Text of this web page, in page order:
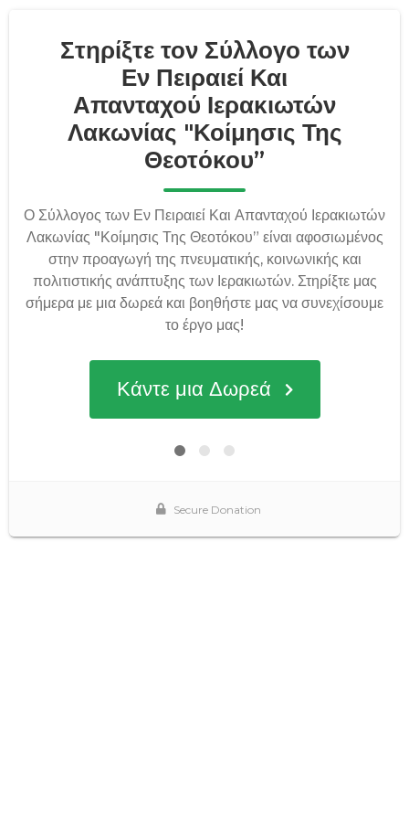
Στηρίξτε τον Σύλλογο των
Εν Πειραιεί Και
Απανταχού Ιερακιωτών
Λακωνίας "Κοίμησις Της
Θεοτόκου”
Ο Σύλλογος των Εν Πειραιεί Και Απανταχού Ιερακιωτών
Λακωνίας "Κοίμησις Της Θεοτόκου” είναι αφοσιωμένος
στην προαγωγή της πνευματικής, κοινωνικής και
πολιτιστικής ανάπτυξης των Ιερακιωτών. Στηρίξτε μας
σήμερα με μια δωρεά και βοηθήστε μας να συνεχίσουμε
το έργο μας!
Κάντε μια Δωρεά
Secure Donation